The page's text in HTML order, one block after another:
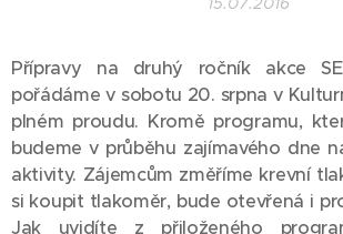
Přípravy na druhý ročník akce
pořádáme v sobotu 20. srpna v
plném proudu. Kromě programu,
budeme v průběhu zajímavého dne
aktivity. Zájemcům změříme krevní
si koupit tlakoměr, bude otevřená i
Jak uvidíte z přiloženého